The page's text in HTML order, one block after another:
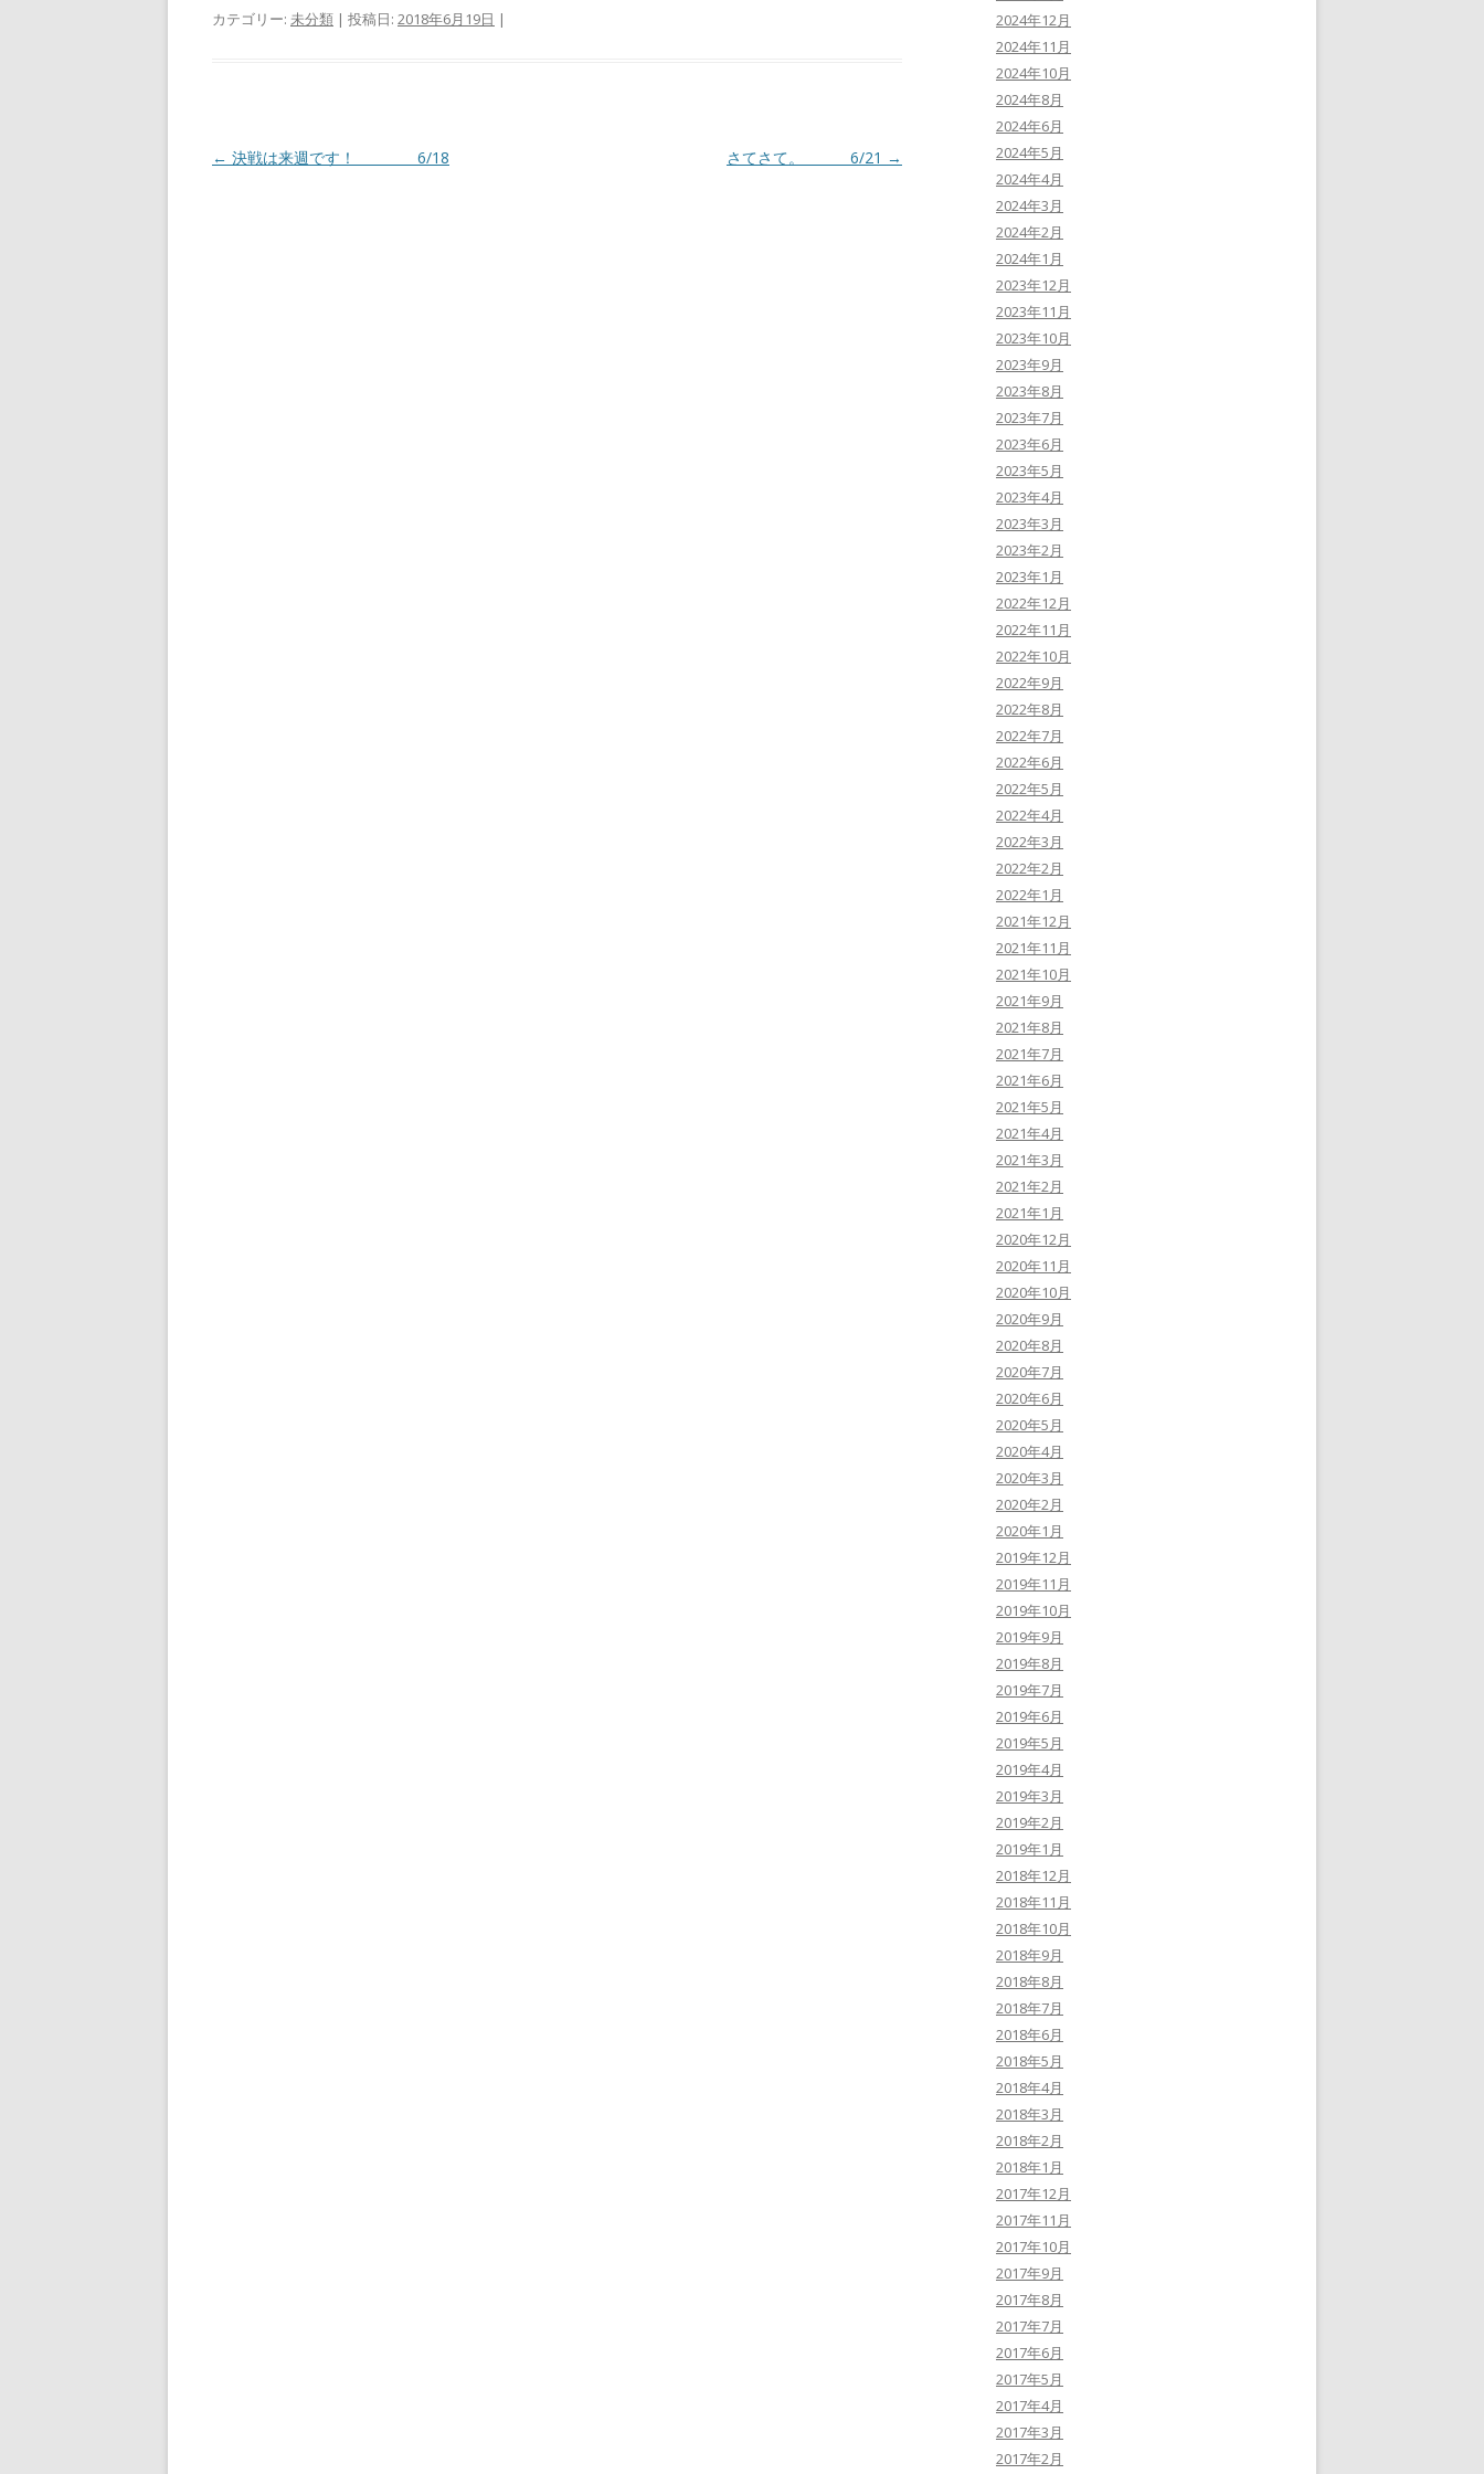
カテゴリー: 未分類 | 投稿日: 2018年6月19日 |
投
← 決戦は来週です！ 6/18 さてさて。 6/21 →
2024年12月
2024年11月
2024年10月
2024年8月
2024年6月
2024年5月
2024年4月
2024年3月
2024年2月
2024年1月
2023年12月
2023年11月
2023年10月
2023年9月
2023年8月
2023年7月
2023年6月
2023年5月
2023年4月
2023年3月
2023年2月
2023年1月
2022年12月
2022年11月
2022年10月
2022年9月
2022年8月
2022年7月
2022年6月
2022年5月
2022年4月
2022年3月
2022年2月
2022年1月
2021年12月
2021年11月
2021年10月
2021年9月
2021年8月
2021年7月
2021年6月
2021年5月
2021年4月
2021年3月
2021年2月
2021年1月
2020年12月
2020年11月
2020年10月
2020年9月
2020年8月
2020年7月
2020年6月
2020年5月
2020年4月
2020年3月
2020年2月
2020年1月
2019年12月
2019年11月
2019年10月
2019年9月
2019年8月
2019年7月
2019年6月
2019年5月
2019年4月
2019年3月
2019年2月
2019年1月
2018年12月
2018年11月
2018年10月
2018年9月
2018年8月
2018年7月
2018年6月
2018年5月
2018年4月
2018年3月
2018年2月
2018年1月
2017年12月
2017年11月
2017年10月
2017年9月
2017年8月
2017年7月
2017年6月
2017年5月
2017年4月
2017年3月
2017年2月